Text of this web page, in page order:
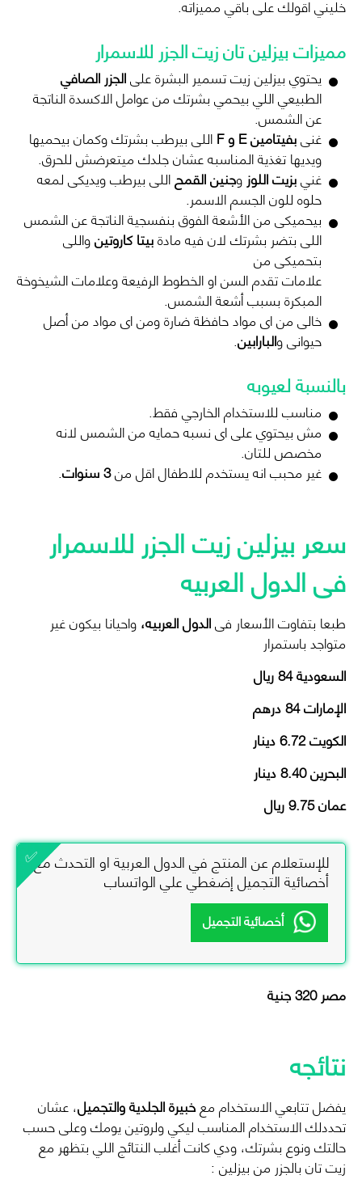
خليني اقولك على باقي مميزاته.
مميزات بيزلين تان زيت الجزر للاسمرار
يحتوي بيزلين زيت تسمير البشرة علىالجزر الصافي
الطبيعي اللي بيحمي بشرتك من عوامل الاكسدة الناتجة
عن الشمس.
غنىبفيتامين E و F اللى بيرطب بشرتك وكمان بيحميها
ويديها تغذية المناسبه عشان جلدك ميتعرضش للحرق.
غنيبزيت اللوز وجنين القمحاللى بيرطب ويديكى لمعه
حلوه للون الجسم الاسمر.
بيحميكى من الأشعة الفوق بنفسجية الناتجة عن الشمس
اللى بتضر بشرتك لان فيه مادةبيتا كاروتينواللى
بتحميكى من
علامات تقدم السن او الخطوط الرفيعة وعلامات الشيخوخة
المبكرة بسبب أشعة الشمس.
خالى من اى مواد حافظة ضارة ومن اى مواد من أصل
حيوانى والبارابين.
بالنسبة لعيوبه
مناسب للاستخدام الخارجي فقط.
مش بيحتوي على اى نسبه حمايه من الشمس لانه
مخصص للتان.
غير محبب انه يستخدم للاطفال اقل من3 سنوات .
سعر بيزلين زيت الجزر للاسمرار
فى الدول العربيه
طبعا بتفاوت الأسعار فىالدول العربيه،واحيانا بيكون غير
متواجد باستمرار
السعودية84ريال
الإمارات84درهم
الكويت6.72دينار
البحرين8.40دينار
عمان 9.75 ريال
للإستعلام عن المنتج في الدول العربية او التحدث مع
أخصائية التجميل إضغطي علي الواتساب
أخصائية التجميل
مصر 320 جنية
نتائجه
يفضل تتابعي الاستخدام معخبيرة الجلدية والتجميل، عشان
تحددلك الاستخدام المناسب ليكي ولروتين يومك وعلى حسب
حالتك ونوع بشرتك، ودي كانت أغلب النتائج اللي بتظهر مع
زيت تان بالجزر من بيزلين :